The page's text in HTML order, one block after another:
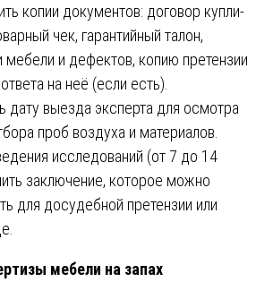
копии документов: договор купли-
чек, гарантийный талон,
мебели и дефектов, копию претензии
на неё (если есть).
дату выезда эксперта для осмотра
проб воздуха и материалов.
исследований (от 7 до 14
заключение, которое можно
для досудебной претензии или
мебели на запах